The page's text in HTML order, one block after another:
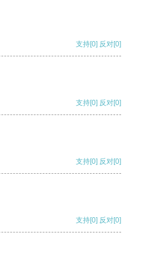
支持[0] 反对[0]
支持[0] 反对[0]
支持[0] 反对[0]
支持[0] 反对[0]